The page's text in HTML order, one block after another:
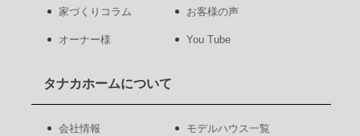
家づくりコラム お客様の声
オーナー様 You Tube
タナカホームについて
会社情報 モデルハウス一覧